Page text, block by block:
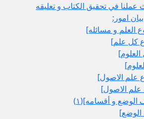
عملنا في تحقيق الكتاب و تعليقه
امور:
العلم و مسائله‏]
كل علم‏]
علم الاصول‏]
الاصول‏]
الوضع و أقسامه‏](١)